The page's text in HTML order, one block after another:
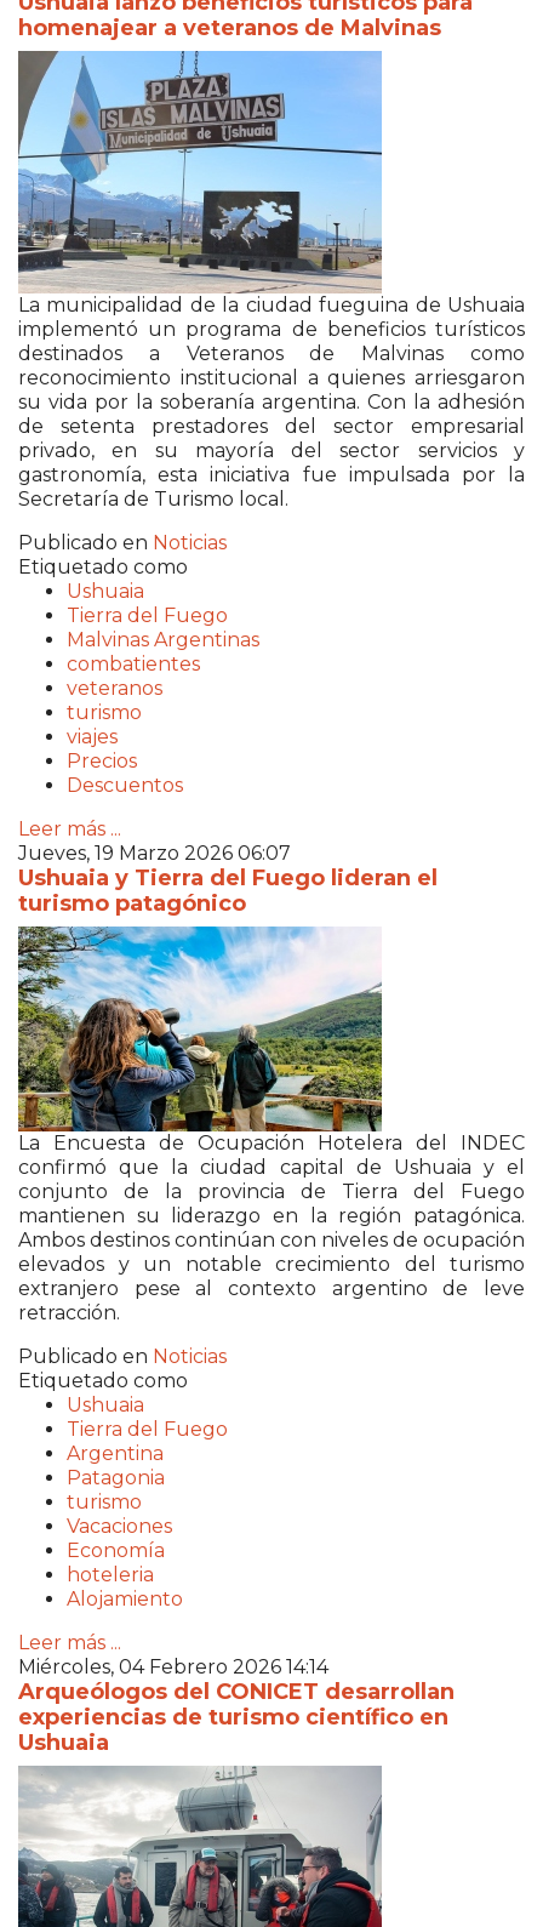
homenajear a veteranos de Malvinas
La municipalidad de la ciudad fueguina de Ushuaia
implementó un programa de beneficios turísticos
destinados a Veteranos de Malvinas como
reconocimiento institucional a quienes arriesgaron
su vida por la soberanía argentina. Con la adhesión
de setenta prestadores del sector empresarial
privado, en su mayoría del sector servicios y
gastronomía, esta iniciativa fue impulsada por la
Secretaría de Turismo local.
Publicado en Noticias
Etiquetado como
Ushuaia
Tierra del Fuego
Malvinas Argentinas
combatientes
veteranos
turismo
viajes
Precios
Descuentos
Leer más ...
Jueves, 19 Marzo 2026 06:07
Ushuaia y Tierra del Fuego lideran el
turismo patagónico
La Encuesta de Ocupación Hotelera del INDEC
confirmó que la ciudad capital de Ushuaia y el
conjunto de la provincia de Tierra del Fuego
mantienen su liderazgo en la región patagónica.
Ambos destinos continúan con niveles de ocupación
elevados y un notable crecimiento del turismo
extranjero pese al contexto argentino de leve
retracción.
Publicado en Noticias
Etiquetado como
Ushuaia
Tierra del Fuego
Argentina
Patagonia
turismo
Vacaciones
Economía
hoteleria
Alojamiento
Leer más ...
Miércoles, 04 Febrero 2026 14:14
Arqueólogos del CONICET desarrollan
experiencias de turismo científico en
Ushuaia